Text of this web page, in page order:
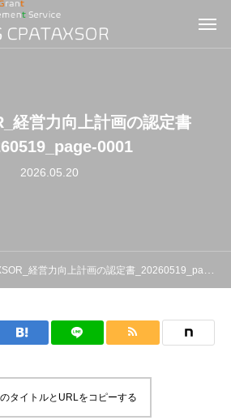
経営力向上計画の認定書
0001
2026.05.20
経営力向上計画の認定書_20260519_page-0001
タイトルとURLをコピーする